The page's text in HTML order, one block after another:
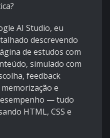
AI Studio, eu
descrevendo
de estudos com
simulado com
feedback
e
— tudo
HTML, CSS e